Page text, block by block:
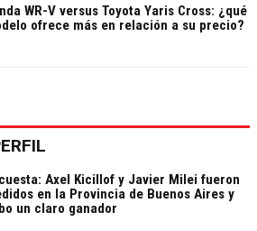
WR-V versus Toyota Yaris Cross: ¿qué
ofrece más en relación a su precio?
Axel Kicillof y Javier Milei fueron
en la Provincia de Buenos Aires y
un claro ganador